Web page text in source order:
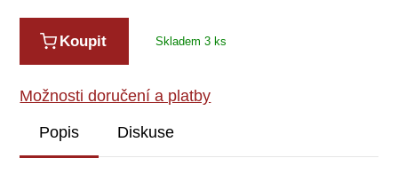
Koupit Skladem 3 ks
Možnosti doručení a platby
Popis Diskuse